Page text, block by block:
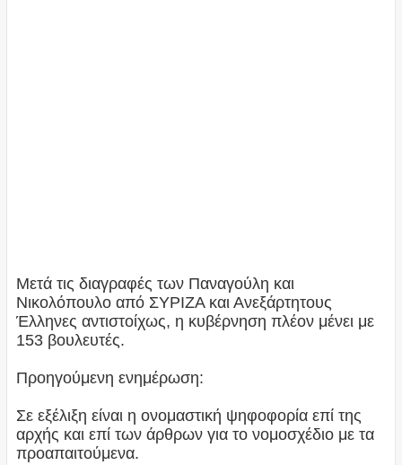
Μετά τις διαγραφές των Παναγούλη και
Νικολόπουλο από ΣΥΡΙΖΑ και Ανεξάρτητους
Έλληνες αντιστοίχως, η κυβέρνηση πλέον μένει με
153 βουλευτές.
Προηγούμενη ενημέρωση:
Σε εξέλιξη είναι η ονομαστική ψηφοφορία επί της
αρχής και επί των άρθρων για το νομοσχέδιο με τα
προαπαιτούμενα.